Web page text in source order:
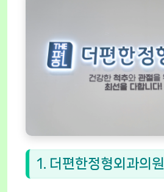
1. 더편한정형외과의원